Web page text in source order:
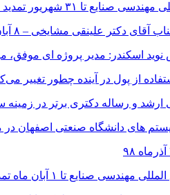
تا ۳۱ شهریور تمدید شد.
علینقی مشایخی – ۸ آبان ماه ۹۹
اسکندر: مدیر پروژه ای موفق،
از پول در آینده چطور تغییر
ارشد و رساله دکتری برتر در
های دانشگاه صنعتی اصفهان در
تا ۱ آبان ماه تمدید شد.